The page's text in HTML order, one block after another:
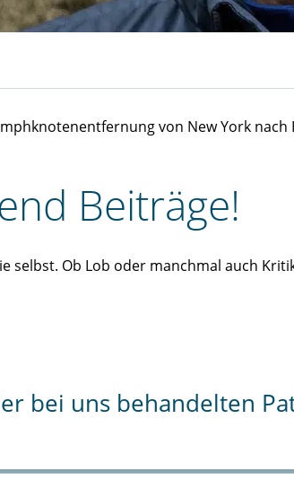
von New York nach
Beiträge!
selbst. Ob Lob oder manchmal auch
bei uns behandelten